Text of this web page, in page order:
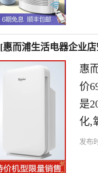
[惠而浦生活电器企业
惠
价
是
化,
发布